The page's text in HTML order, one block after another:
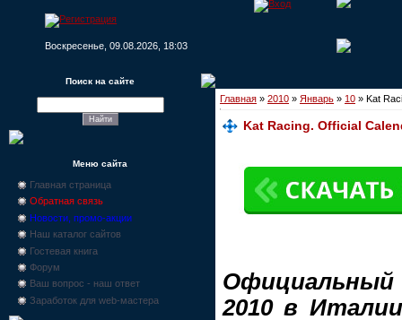
Воскресенье, 09.08.2026, 18:03
Поиск на сайте
Меню сайта
Главная страница
Обратная связь
Новости, промо-акции
Наш каталог сайтов
Гостевая книга
Форум
Ваш вопрос - наш ответ
Заработок для web-мастера
Главная » 2010 » Январь » 10 » Kat
Kat Racing. Official
Официальный
2010 в